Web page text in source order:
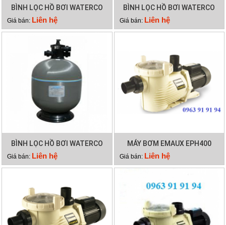
BÌNH LỌC HỒ BƠI WATERCO
S700
Giá bán: Liên hệ
BÌNH LỌC HỒ BƠI WATERCO
S900
Giá bán: Liên hệ
BÌNH LỌC HỒ BƠI WATERCO
S800
Giá bán: Liên hệ
MÁY BƠM EMAUX EPH400
Giá bán: Liên hệ